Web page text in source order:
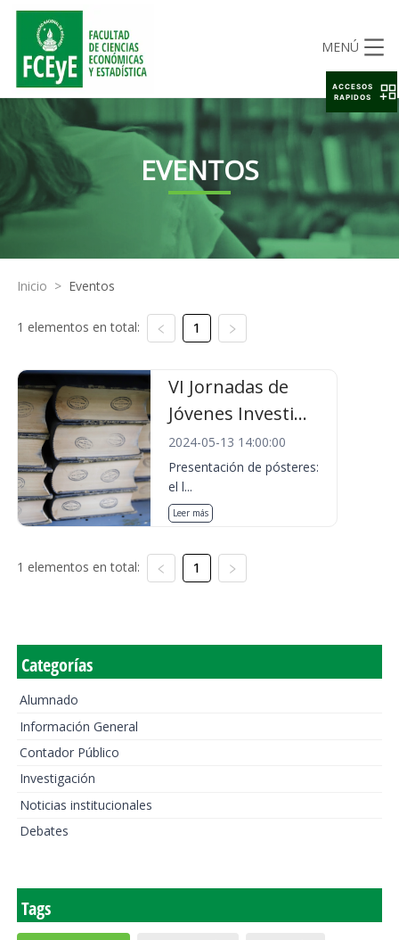
MENÚ
EVENTOS
Inicio > Eventos
1 elementos en total: 1
VI Jornadas de
Jóvenes Investi...
2024-05-13 14:00:00
Presentación de pósteres:
el l...
Leer más
1 elementos en total: 1
Categorías
Alumnado
Información General
Contador Público
Investigación
Noticias institucionales
Debates
Tags
ACCESOS
RAPIDOS